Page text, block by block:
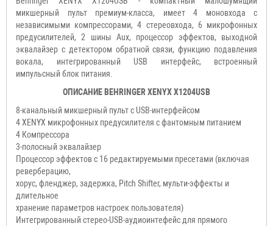
микшерный пульт премиум-класса, имеет 4 моновхода с
независимыми компрессорами, 4 стереовхода, 6 микрофонных
предусилителей, 2 шины Aux, процессор эффектов, выходной
эквалайзер с детектором обратной связи, функцию подавления
вокала, интегрированный USB интерфейс, встроенный
импульсный блок питания.
ОПИСАНИЕ BEHRINGER XENYX X1204USB
8-канальный микшерный пульт с USB-интерфейсом
4 XENYX микрофонных предусилителя с фантомным питанием
4 Компрессора
3-полосный эквалайзер
Процессор эффектов с 16 редактируемыми пресетами (включая
реверберацию,
хорус, фленджер, задержка, Pitch Shifter, мульти-эффекты и
длительное
хранение параметров настроек пользователя)
Интегрированный стерео-USB-аудиоинтефейс для прямого